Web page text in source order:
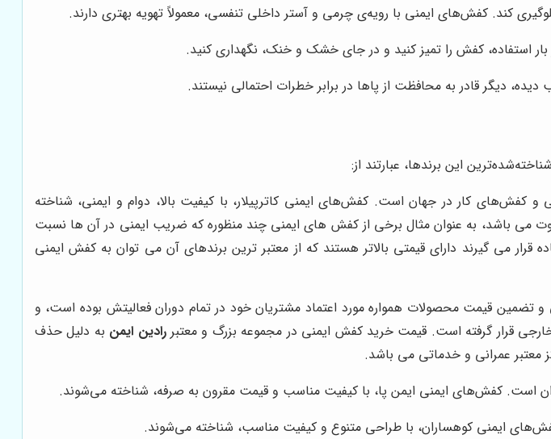
کند. کفش‌های ایمنی با رویه‌ی چرمی و آستر داخلی تنفسی، معمولاً تهویه بهتری دارند.
استفاده، کفش را تمیز کنید و در جای خشک و خنک، نگهداری کنید.
دیگر قادر به محافظت از پاها در برابر خطرات احتمالی نیستند.
این برندها، عبارتند از:
و کفش‌های کار در جهان است. کفش‌های ایمنی کاترپیلار، با کیفیت بالا، دوام و ایمنی، شناخته
می باشد، به عنوان مثال برخی از کفش های ایمنی چند منظوره که ضریب ایمنی در آن ها نسبت
می گیرند دارای قیمتی بالاتر هستند که از معتبر ترین برندهای آن می توان به کفش ایمنی
تضمین قیمت محصولات همواره مورد اعتماد مشتریان خود در تمام دوران فعالیتش بوده است، و
خارجی قرار گرفته است. قیمت خرید کفش ایمنی در مجموعه بزرگ و معتبررادین ایمن به دلیل حذف
معتبر عمرانی و خدماتی می باشد.
است. کفش‌های ایمنی ایمن پا، با کیفیت مناسب و قیمت مقرون به صرفه، شناخته می‌شوند.
ایمنی کوهساران، با طراحی متنوع و کیفیت مناسب، شناخته می‌شوند.